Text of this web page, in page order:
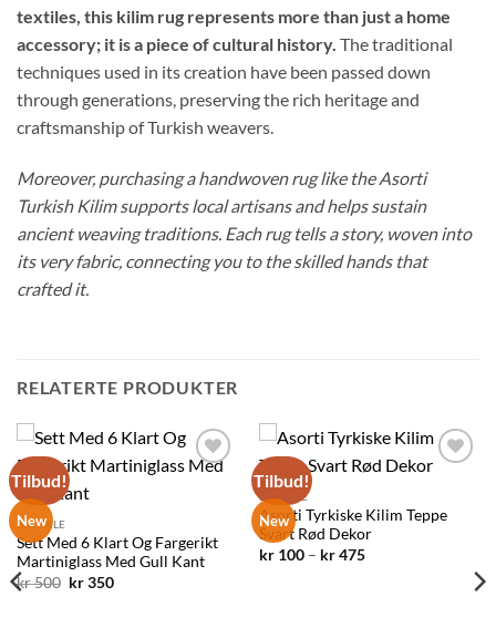
textiles, this kilim rug represents more than just a home
accessory; it is a piece of cultural history. The traditional
techniques used in its creation have been passed down
through generations, preserving the rich heritage and
craftsmanship of Turkish weavers.
Moreover, purchasing a handwoven rug like the Asorti
Turkish Kilim supports local artisans and helps sustain
ancient weaving traditions. Each rug tells a story, woven into
its very fabric, connecting you to the skilled hands that
crafted it.
RELATERTE PRODUKTER
Tilbud!
New
BIG SALE
Sett Med 6 Klart Og Fargerikt
Martiniglass Med Gull Kant
kr500 Opprinnelig
kr350Nåværende
Tilbud!
New
BIG SALE
Asorti Tyrkiske Kilim Teppe
Svart Rød Dekor
kr100 – kr475Prisområde: